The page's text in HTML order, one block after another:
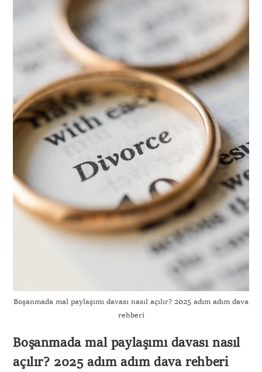
Boşanmada mal paylaşımı davası nasıl açılır? 2025 adım adım dava
rehberi
Boşanmada mal paylaşımı davası nasıl
açılır? 2025 adım adım dava rehberi